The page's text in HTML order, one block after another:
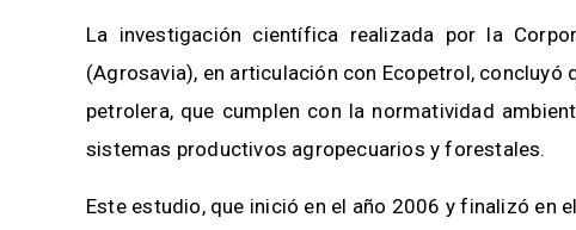
La investigación científica realizada por la
(Agrosavia), en articulación con Ecopetrol,
petrolera, que cumplen con la normatividad
sistemas productivos agropecuarios y forestales.
Este estudio, que inició en el año 2006 y finalizó en